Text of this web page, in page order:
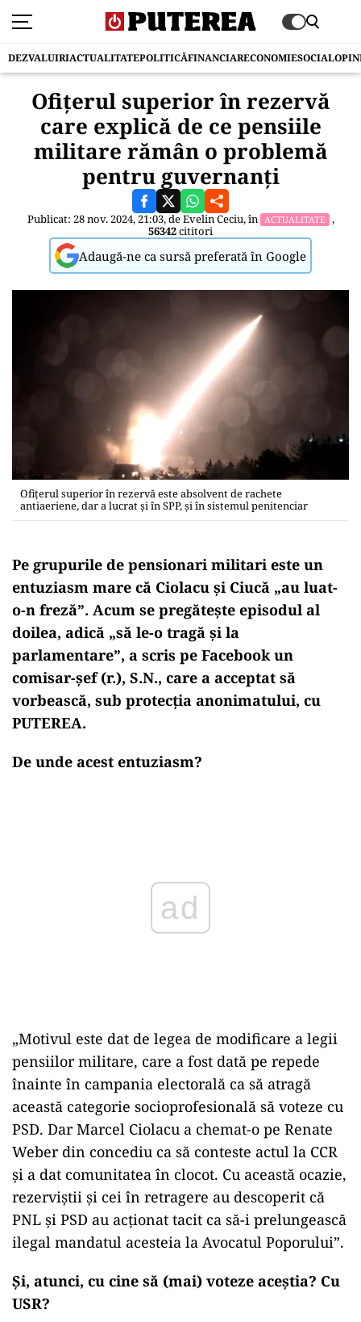
DEZVALUIRIACTUALITATEPOLITICĂFINANCIARECONOMIESOCIAL
Ofițerul superior în rezervă
care explică de ce pensiile
militare rămân o problemă
pentru guvernanți
Publicat: 28 nov. 2024, 21:03, deEvelin Ceciu, în ACTUALITATE ,
56342cititori
Adaugă-ne ca sursă preferată în Google
Ofițerul superior în rezervă este absolvent de rachete
antiaeriene, dar a lucrat și în SPP, și în sistemul penitenciar
Pe grupurile de pensionari militari este un
entuziasm mare că Ciolacu și Ciucă „au luat-
o-n freză”. Acum se pregătește episodul al
doilea, adică „să le-o tragă și la
parlamentare”, a scris pe Facebook un
comisar-șef (r.), S.N., care a acceptat să
vorbească, sub protecția anonimatului, cu
PUTEREA.
De unde acest entuziasm?
ad
„Motivul este dat de legea de modificare a legii
pensiilor militare, care a fost dată pe repede
înainte în campania electorală ca să atragă
această categorie socioprofesională să voteze cu
PSD. Dar Marcel Ciolacu a chemat-o pe Renate
Weber din concediu ca să conteste actul la CCR
și a dat comunitatea în clocot. Cu această ocazie,
rezerviștii și cei în retragere au descoperit că
PNL și PSD au acționat tacit ca să-i prelungească
ilegal mandatul acesteia la Avocatul Poporului”.
Și, atunci, cu cine să (mai) voteze aceștia? Cu
USR?